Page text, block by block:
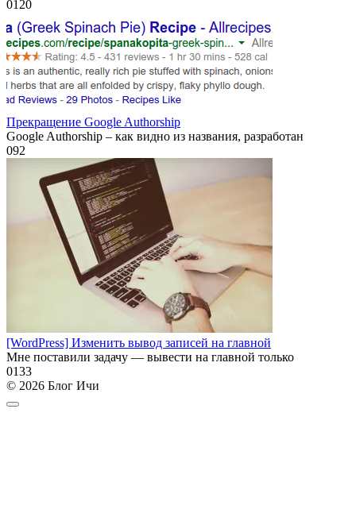
0120
Прекращение Google Authorship
Google Authorship – как видно из названия, разработан
092
[WordPress] Изменить вывод записей на главной
Мне поставили задачу — вывести на главной только
0133
© 2026 Блог Ичи